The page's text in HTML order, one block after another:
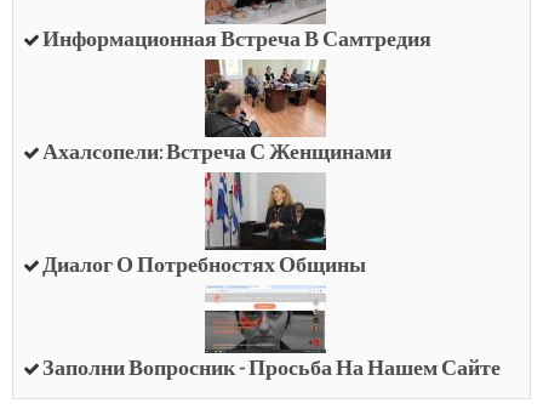
Информационная Встреча В Самтредия
Ахалсопели: Встреча С Женщинами
Диалог О Потребностях Общины
Заполни Вопросник - Просьба На Нашем Сайте